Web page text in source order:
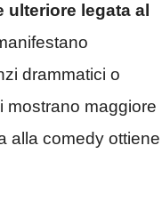
legata al
drammatici o
mostrano maggiore
alla comedy ottiene